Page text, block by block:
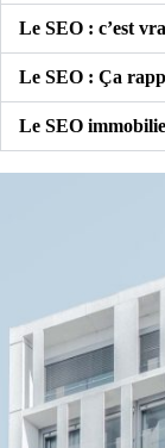
Le SEO : c’est
Le SEO : Ça
Le SEO